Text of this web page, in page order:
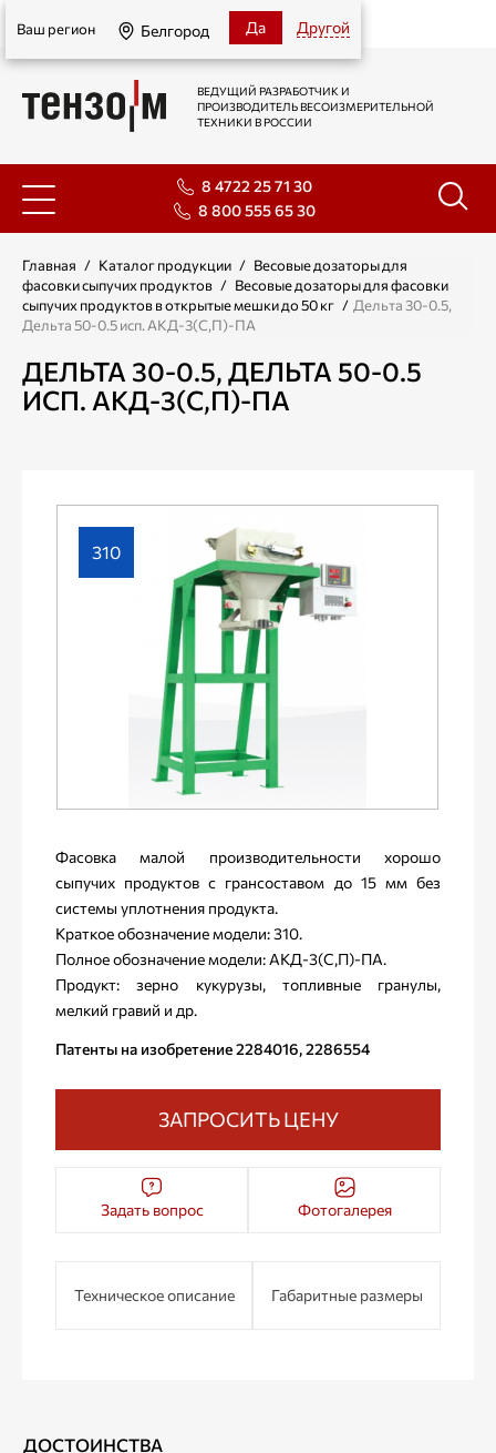
Белгород
Ваш регион Белгород Да Другой
ВЕДУЩИЙ РАЗРАБОТЧИК И
ПРОИЗВОДИТЕЛЬ ВЕСОИЗМЕРИТЕЛЬНОЙ
ТЕХНИКИ В РОССИИ
8 4722 25 71 30
8 800 555 65 30
Главная / Каталог продукции / Весовые дозаторы для
фасовки сыпучих продуктов / Весовые дозаторы для фасовки
сыпучих продуктов в открытые мешки до 50 кг / Дельта 30-0.5,
Дельта 50-0.5 исп. АКД-3(C,П)-ПА
ДЕЛЬТА 30-0.5, ДЕЛЬТА 50-0.5
ИСП. АКД-3(C,П)-ПА
310
Фасовка малой производительности хорошо
сыпучих продуктов с грансоставом до 15 мм без
системы уплотнения продукта.
Краткое обозначение модели: 310.
Полное обозначение модели: АКД-3(C,П)-ПА.
Продукт: зерно кукурузы, топливные гранулы,
мелкий гравий и др.
Патенты на изобретение 2284016, 2286554
Задать вопрос Фотогалерея
ЗАПРОСИТЬ ЦЕНУ
Техническое описание Габаритные размеры
ДОСТОИНСТВА